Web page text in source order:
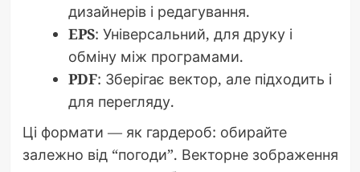
дизайнерів і редагування.
EPS: Універсальний, для друку і
обміну між програмами.
PDF: Зберігає вектор, але підходить і
для перегляду.
Ці формати — як гардероб: обирайте
залежно від “погоди”. Векторне зображення